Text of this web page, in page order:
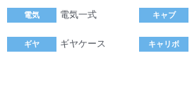
電気 電気一式 キャブ
ギヤ ギヤケース キャリボ